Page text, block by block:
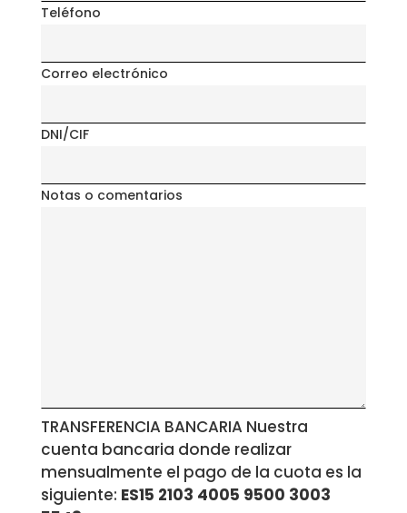
Teléfono
Correo electrónico
DNI/CIF
Notas o comentarios
TRANSFERENCIA BANCARIA Nuestra
cuenta bancaria donde realizar
mensualmente el pago de la cuota es la
siguiente: ES15 2103 4005 9500 3003